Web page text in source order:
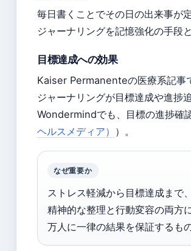
毎日書くことでその日の出来事が
ジャーナリングを記憶強化の手段
目標達成への効果
Kaiser Permanenteの医療系記事
ジャーナリングが目標達成や進
Wondermindでも、目標の進捗確
ヘルスメディア） ）。
なぜ重要か
ストレス軽減から目標達成まで
精神的な整理と行動変容の両方
万人に一律の結果を保証するも